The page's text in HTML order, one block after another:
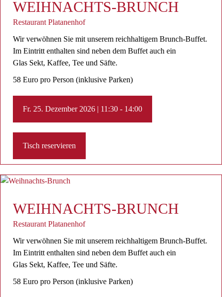
WEIHNACHTS-BRUNCH
Restaurant Platanenhof
Wir verwöhnen Sie mit unserem reichhaltigem Brunch-Buffet.
Im Eintritt enthalten sind neben dem Buffet auch ein
Glas Sekt, Kaffee, Tee ​und Säfte.
58 Euro pro Person (inklusive Parken)
Fr. 25. Dezember 2026 | 11:30 - 14:00
Tisch reservieren
WEIHNACHTS-BRUNCH
Restaurant Platanenhof
Wir verwöhnen Sie mit unserem reichhaltigem Brunch-Buffet.
Im Eintritt enthalten sind neben dem Buffet auch ein
Glas Sekt, Kaffee, Tee ​und Säfte.
58 Euro pro Person (inklusive Parken)